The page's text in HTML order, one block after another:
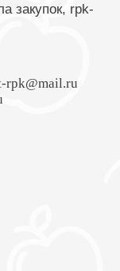
закупок, rpk-
rpk@mail.ru